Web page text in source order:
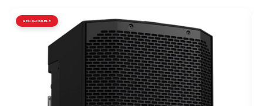
RECARGABLE